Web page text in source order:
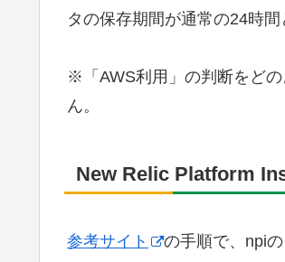
タの保存期間が通常の24時間
※「AWS利用」の判断をど
ん。
New Relic Platform
参考サイト
の手順で、npi